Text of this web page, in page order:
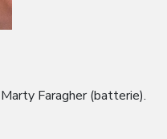
Faragher (batterie).